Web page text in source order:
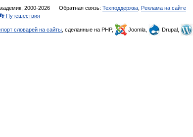
2000-2026 Обратная связь: Техподдержка Реклама на сайте
Путешествия
словарей на сайты , сделанные на PHP, Joomla, Drupal,